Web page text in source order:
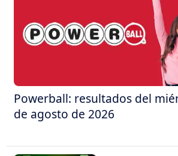
Powerball: resultados del
de agosto de 2026